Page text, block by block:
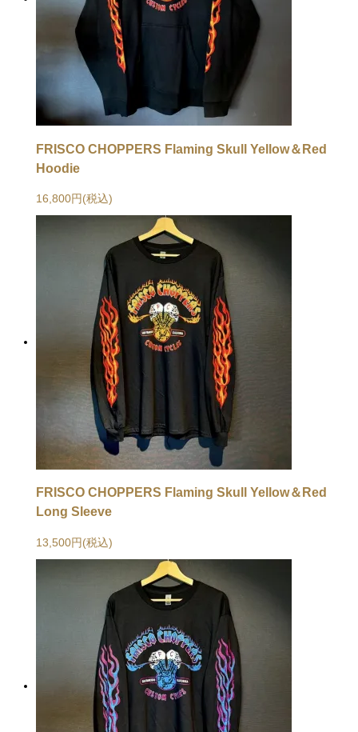
FRISCO CHOPPERS Flaming Skull Yellow＆Red
Hoodie
16,800円(税込)
FRISCO CHOPPERS Flaming Skull Yellow＆Red
Long Sleeve
13,500円(税込)